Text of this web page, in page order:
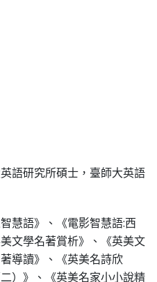
語研究所碩士，臺師大英語
慧語》、《電影智慧語:西
文學名著賞析》、《英美文
導讀》、《英美名詩欣
）》、《英美名家小小說精